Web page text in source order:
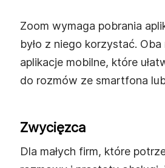
Zoom wymaga pobrania
było z niego korzystać.
aplikacje mobilne, które
do rozmów ze smartfona
Zwycięzca
Dla małych firm, które